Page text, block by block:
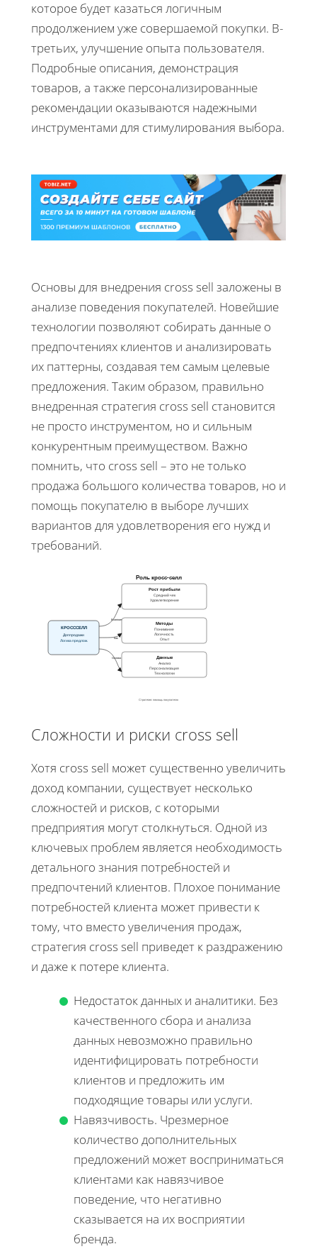
которое будет казаться логичным
продолжением уже совершаемой покупки. В-
третьих, улучшение опыта пользователя.
Подробные описания, демонстрация
товаров, а также персонализированные
рекомендации оказываются надежными
инструментами для стимулирования выбора.
Основы для внедрения cross sell заложены в
анализе поведения покупателей. Новейшие
технологии позволяют собирать данные о
предпочтениях клиентов и анализировать
их паттерны, создавая тем самым целевые
предложения. Таким образом, правильно
внедренная стратегия cross sell становится
не просто инструментом, но и сильным
конкурентным преимуществом. Важно
помнить, что cross sell – это не только
продажа большого количества товаров, но и
помощь покупателю в выборе лучших
вариантов для удовлетворения его нужд и
требований.
Роль кросс‑селл
КРОСССЕЛЛ
Доппродажи
Логика предлож.
Рост прибыли
Средний чек
Удовлетворение
Методы
Понимание
Логичность
Опыт
Данные
Анализ
Персонализация
Технологии
Влияние
Как
Основа
Стратегия: помощь покупателю
Сложности и риски cross sell
Хотя cross sell может существенно увеличить
доход компании, существует несколько
сложностей и рисков, с которыми
предприятия могут столкнуться. Одной из
ключевых проблем является необходимость
детального знания потребностей и
предпочтений клиентов. Плохое понимание
потребностей клиента может привести к
тому, что вместо увеличения продаж,
стратегия cross sell приведет к раздражению
и даже к потере клиента.
Недостаток данных и аналитики. Без
качественного сбора и анализа
данных невозможно правильно
идентифицировать потребности
клиентов и предложить им
подходящие товары или услуги.
Навязчивость. Чрезмерное
количество дополнительных
предложений может восприниматься
клиентами как навязчивое
поведение, что негативно
сказывается на их восприятии
бренда.